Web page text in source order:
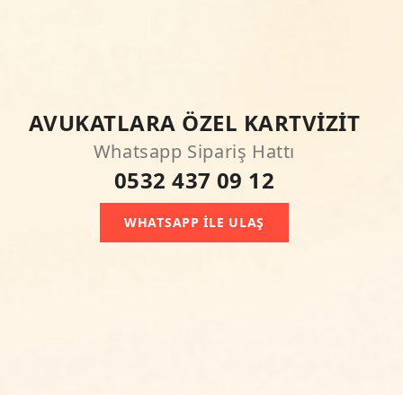
AVUKATLARA ÖZEL KARTVIZIT
Whatsapp Sipariş Hattı
0532 437 09 12
WHATSAPP ILE ULAŞ